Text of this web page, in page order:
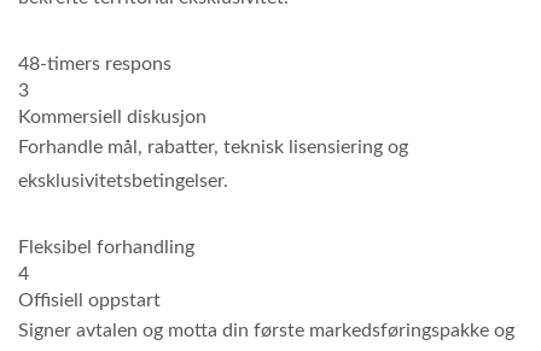
48-timers respons
3
Kommersiell diskusjon
Forhandle mål, rabatter, teknisk lisensiering og
eksklusivitetsbetingelser.
Fleksibel forhandling
4
Offisiell oppstart
Signer avtalen og motta din første markedsføringspakke og